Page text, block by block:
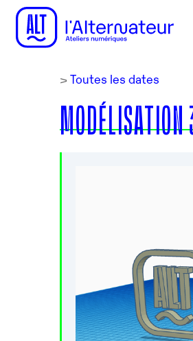
> Toutes les dates